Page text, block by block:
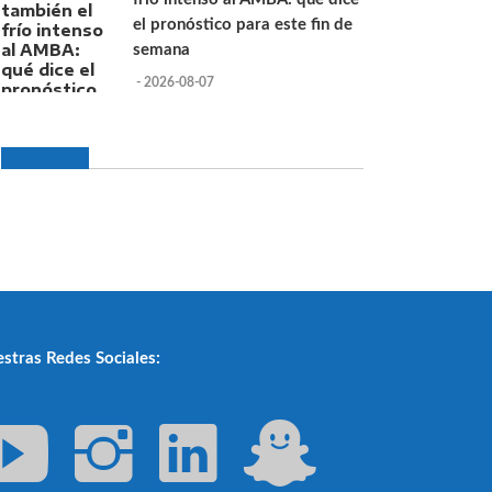
el pronóstico para este fin de
semana
- 2026-08-07
Redes Sociales: